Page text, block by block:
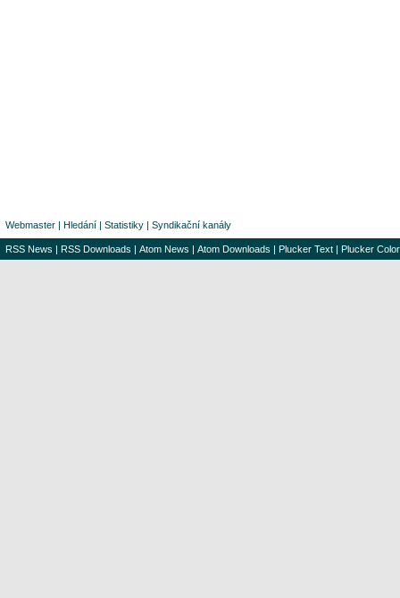
Webmaster | Hledání | Statistiky | Syndikační kanály
RSS News | RSS Downloads | Atom News | Atom Downloads | Plucker Text | Plucker Color